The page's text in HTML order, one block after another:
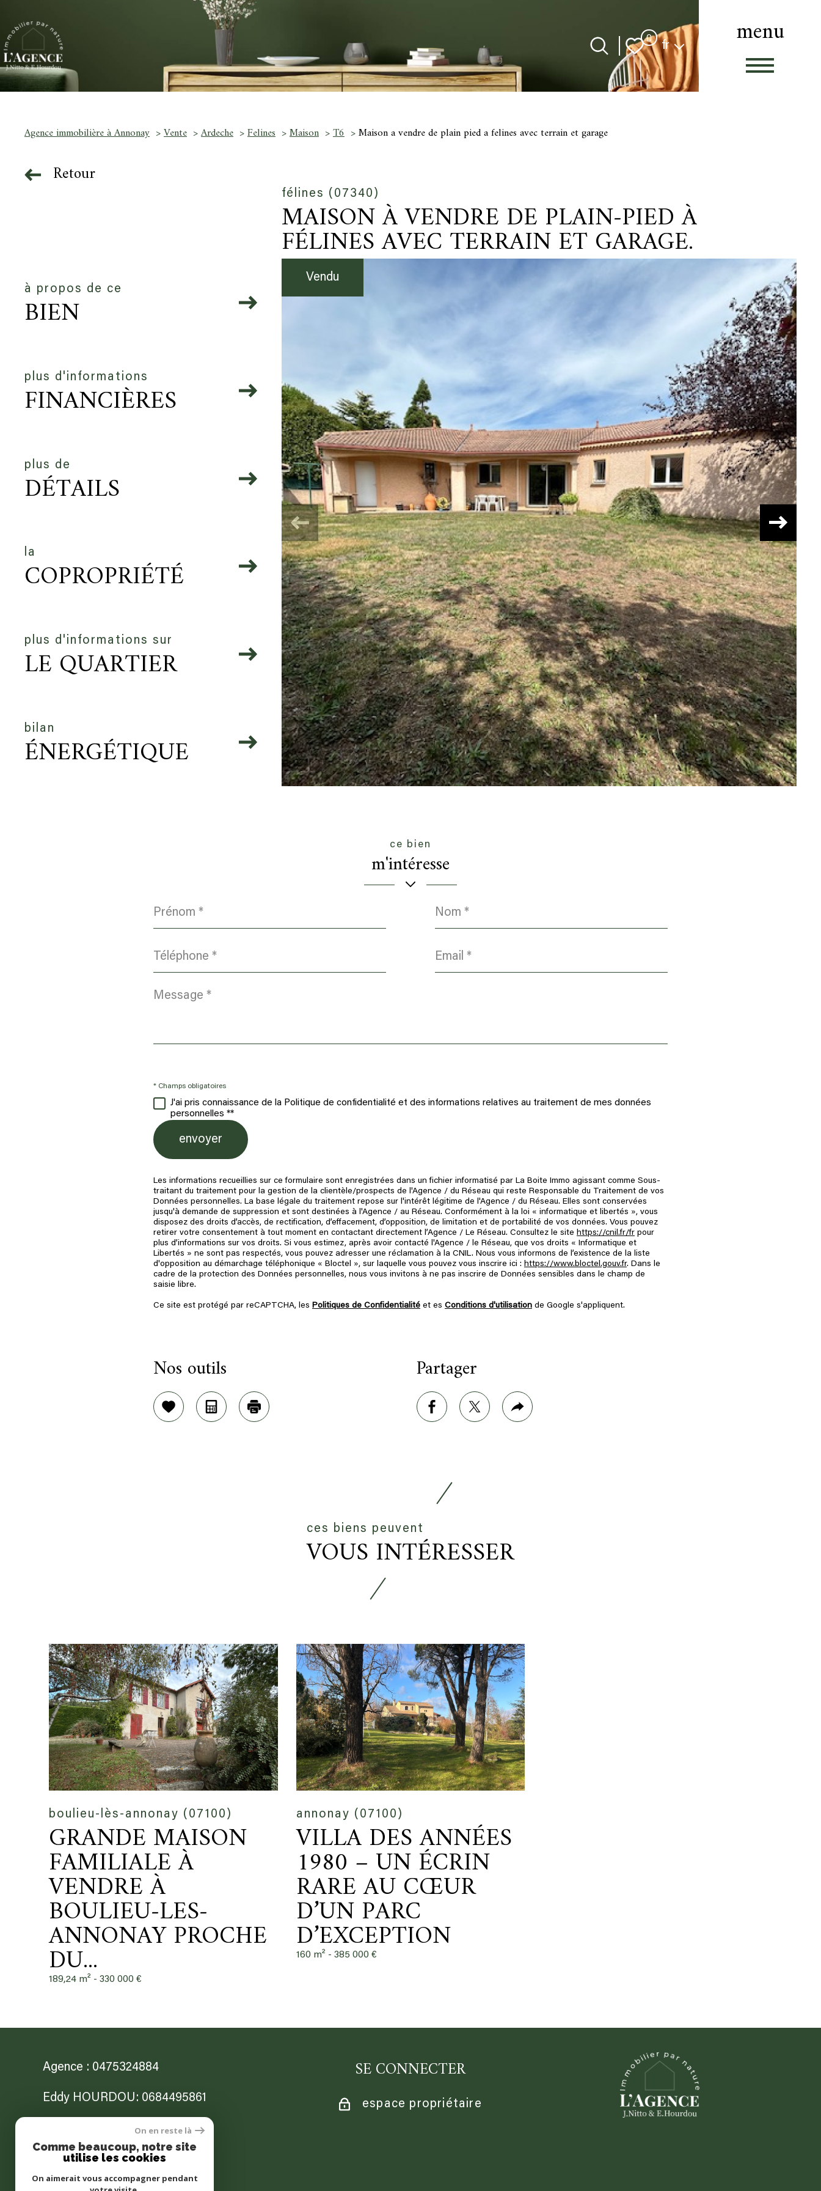
menu
0 Langue
fr
Agence immobilière à Annonay Vente Ardeche Felines Maison T6 Maison a vendre de plain pied a felines avec terrain et garage
Retour
félines (07340)
MAISON À VENDRE DE PLAIN-PIED À
FÉLINES AVEC TERRAIN ET GARAGE.
à propos de ce
BIEN
plus d'informations
FINANCIÈRES
plus de
DÉTAILS
la
COPROPRIÉTÉ
plus d'informations sur
LE QUARTIER
bilan
ÉNERGÉTIQUE
Vendu
ce bien
m'intéresse
Prénom
Nom
Téléphone
Email
Message
* Champs obligatoires
J'ai pris connaissance de la Politique de confidentialité et des informations relatives au traitement de mes données
personnelles **
envoyer
Les informations recueillies sur ce formulaire sont enregistrées dans un fichier informatisé par La Boite Immo agissant comme Sous-
traitant du traitement pour la gestion de la clientèle/prospects de l'Agence / du Réseau qui reste Responsable du Traitement de vos
Données personnelles. La base légale du traitement repose sur l'intérêt légitime de l'Agence / du Réseau. Elles sont conservées
jusqu'à demande de suppression et sont destinées à l'Agence / au Réseau. Conformément à la loi « informatique et libertés », vous
disposez des droits d’accès, de rectification, d’effacement, d’opposition, de limitation et de portabilité de vos données. Vous pouvez
retirer votre consentement à tout moment en contactant directement l’Agence / Le Réseau. Consultez le site https://cnil.fr/fr pour
plus d’informations sur vos droits. Si vous estimez, après avoir contacté l'Agence / le Réseau, que vos droits « Informatique et
Libertés » ne sont pas respectés, vous pouvez adresser une réclamation à la CNIL. Nous vous informons de l’existence de la liste
d'opposition au démarchage téléphonique « Bloctel », sur laquelle vous pouvez vous inscrire ici : https://www.bloctel.gouv.fr. Dans le
cadre de la protection des Données personnelles, nous vous invitons à ne pas inscrire de Données sensibles dans le champ de
saisie libre.
Ce site est protégé par reCAPTCHA, les Politiques de Confidentialité et es Conditions d'utilisation de Google s'appliquent.
Nos outils
SélectionnerCalculatriceImprimer
Partager
facebooktwitter Plus
de
ces biens peuvent
VOUS INTÉRESSER
boulieu-lès-annonay (07100)
GRANDE MAISON
FAMILIALE À
VENDRE À
BOULIEU-LES-
ANNONAY PROCHE
DU...
189,24 m² - 330 000 €
annonay (07100)
VILLA DES ANNÉES
1980 – UN ÉCRIN
RARE AU CŒUR
D’UN PARC
D’EXCEPTION
160 m² - 385 000 €
Agence : 0475324884
Eddy HOURDOU: 0684495861
Jonathan NITTO: 0682564503
contact@lagenceannonay.com
SE CONNECTER
espace propriétaire
On en reste là
Comme beaucoup, notre site
utilise les cookies
On aimerait vous accompagner pendant